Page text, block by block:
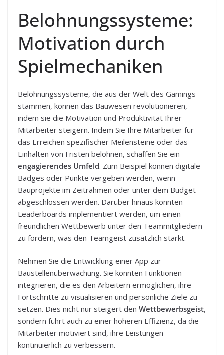
Belohnungssysteme:
Motivation durch
Spielmechaniken
Belohnungssysteme, die aus der Welt des Gamings
stammen, können das Bauwesen revolutionieren,
indem sie die Motivation und Produktivität Ihrer
Mitarbeiter steigern. Indem Sie Ihre Mitarbeiter für
das Erreichen spezifischer Meilensteine oder das
Einhalten von Fristen belohnen, schaffen Sie ein
engagierendes Umfeld. Zum Beispiel können digitale
Badges oder Punkte vergeben werden, wenn
Bauprojekte im Zeitrahmen oder unter dem Budget
abgeschlossen werden. Darüber hinaus könnten
Leaderboards implementiert werden, um einen
freundlichen Wettbewerb unter den Teammitgliedern
zu fördern, was den Teamgeist zusätzlich stärkt.
Nehmen Sie die Entwicklung einer App zur
Baustellenüberwachung. Sie könnten Funktionen
integrieren, die es den Arbeitern ermöglichen, ihre
Fortschritte zu visualisieren und persönliche Ziele zu
setzen. Dies nicht nur steigert den Wettbewerbsgeist,
sondern führt auch zu einer höheren Effizienz, da die
Mitarbeiter motiviert sind, ihre Leistungen
kontinuierlich zu verbessern.